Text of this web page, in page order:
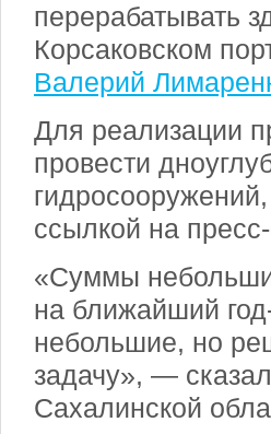
перерабатывать
Корсаковском
Валерий
Для реализации
провести
ссылкой на
«Суммы
на ближайший
небольшие, но
задачу», —
Сахалинской